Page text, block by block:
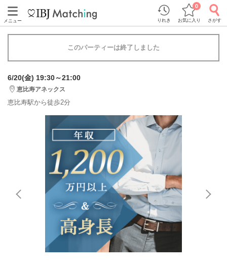
メニュー りれき お気に入り
0
さがす
このパーティーは終了しました
6/20(金) 19:30～21:00
恵比寿アネックス
恵比寿駅から徒歩2分